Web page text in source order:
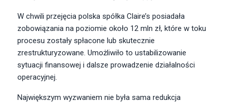
W chwili przejęcia polska spółka Claire’s posiadała
zobowiązania na poziomie około 12 mln zł, które w toku
procesu zostały spłacone lub skutecznie
zrestrukturyzowane. Umożliwiło to ustabilizowanie
sytuacji finansowej i dalsze prowadzenie działalności
operacyjnej.
Największym wyzwaniem nie była sama redukcja